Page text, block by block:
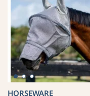
HORSEWARE